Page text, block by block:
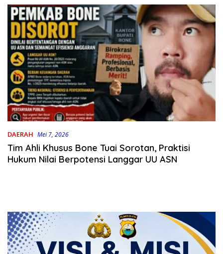
DAERAH Mei 7, 2026
Tim Ahli Khusus Bone Tuai Sorotan, Praktisi
Hukum Nilai Berpotensi Langgar UU ASN